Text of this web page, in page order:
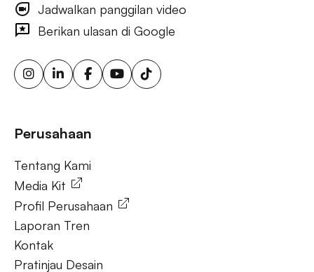
iklan visibilitas merek luar ruang, iklan papan reklame
bertarget, layar iklan digital, iklan papan reklame urban, iklan
ooh yang dipicu cuaca, papan reklame sensor gerak,
solusi ooh fleksibel, iklan luar ruang berkelanjutan, papan
reklame energi terbarukan, papan reklame tenaga surya,
ooh untuk bisnis kecil, aktivasi merek luar ruang.
Tentang Kami
Jadwalkan panggilan video
Berikan ulasan di Google
Perusahaan
Tentang Kami
Media Kit
Profil Perusahaan
Laporan Tren
Kontak
Pratinjau Desain